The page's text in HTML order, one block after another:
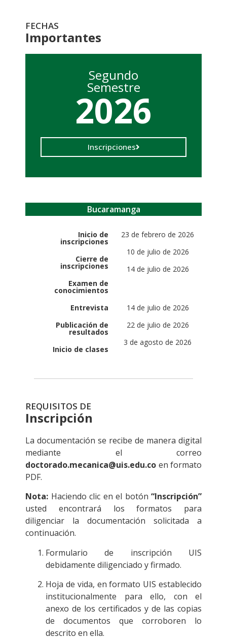
FECHAS
Importantes
Segundo
Semestre
2026
Inscripciones
Bucaramanga
Inicio de
inscripciones
Cierre de
inscripciones
Examen de
conocimientos
23 de febrero de 2026
10 de julio de 2026
14 de julio de 2026
Entrevista
Publicación de
resultados
Inicio de clases
14 de julio de 2026
22 de julio de 2026
3 de agosto de 2026
REQUISITOS DE
Inscripción
La documentación se recibe de manera digital
mediante el correo
doctorado.mecanica@uis.edu.co en formato
PDF.
Nota: Haciendo clic en el botón “Inscripción”
usted encontrará los formatos para
diligenciar la documentación solicitada a
continuación.
Formulario de inscripción UIS
debidamente diligenciado y firmado.
Hoja de vida, en formato UIS establecido
institucionalmente para ello, con el
anexo de los certificados y de las copias
de documentos que corroboren lo
descrito en ella.